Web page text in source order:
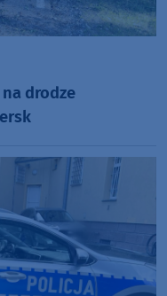
drodze